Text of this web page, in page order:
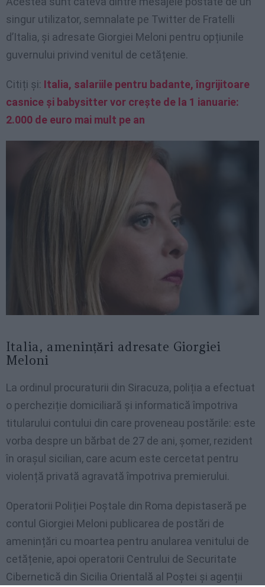
singur utilizator, semnalate pe Twitter de Fratelli
d’Italia, și adresate Giorgiei Meloni pentru opțiunile
guvernului privind venitul de cetățenie.
Citiți și: Italia, salariile pentru badante, îngrijitoare
casnice și babysitter vor crește de la 1 ianuarie:
2.000 de euro mai mult pe an
Italia, amenințări adresate Giorgiei
Meloni
La ordinul procuraturii din Siracuza, poliția a efectuat
o percheziție domiciliară și informatică împotriva
titularului contului din care proveneau postările: este
vorba despre un bărbat de 27 de ani, șomer, rezident
în orașul sicilian, care acum este cercetat pentru
violență privată agravată împotriva premierului.
Operatorii Poliției Poștale din Roma depistaseră pe
contul Giorgiei Meloni publicarea de postări de
amenințări cu moartea pentru anularea venitului de
cetățenie, apoi operatorii Centrului de Securitate
Cibernetică din Sicilia Orientală al Poștei și agenții